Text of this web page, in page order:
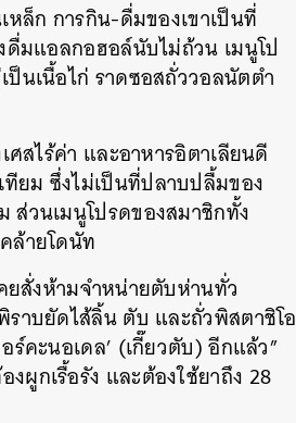
ล็ก การกิน-ดื่มของเขาเป็นที่
ดื่มแอลกอฮอล์นับไม่ถ้วน เมนูโป
นเนื้อไก่ ราดซอสถั่ววอลนัตตำ
สไร้ค่า และอาหารอิตาเลียนดี
ยม ซึ่งไม่เป็นที่ปลาบปลื้มของ
ส่วนเมนูโปรดของสมาชิกทั้ง
ล้ายโดนัท
สั่งห้ามจำหน่ายตับห่านทั่ว
ราบยัดไส้ลิ้น ตับ และถั่วพิสตาชิโอ
ร์คะนอเดล’ (เกี๊ยวตับ) อีกแล้ว”
ผูกเรื้อรัง และต้องใช้ยาถึง 28